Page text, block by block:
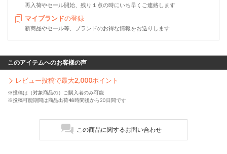
再入荷やセール開始、残り１点の時にいち早くご連絡します
マイブランドの登録
新商品やセール等、ブランドのお得な情報をお送りします
このアイテムへのお客様の声
レビュー投稿で最大2,000ポイント
※投稿は（対象商品の）ご購入者のみ可能
※投稿可能期間は商品出荷48時間後から30日間です
この商品に関するお問い合わせ